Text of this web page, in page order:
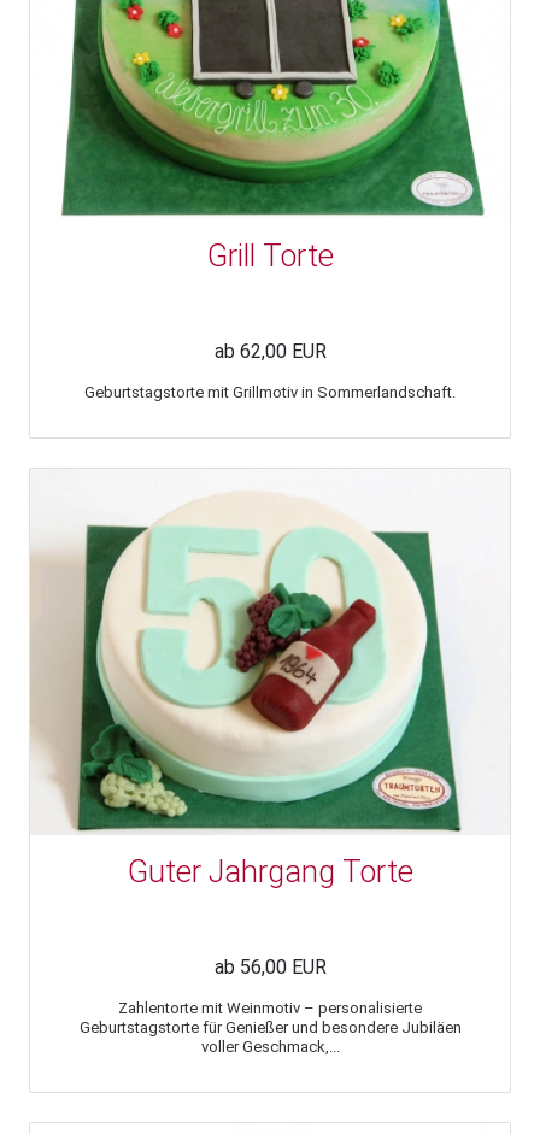
Grill Torte
ab 62,00 EUR
Geburtstagstorte mit Grillmotiv in Sommerlandschaft.
Guter Jahrgang Torte
ab 56,00 EUR
Zahlentorte mit Weinmotiv – personalisierte
Geburtstagstorte für Genießer und besondere Jubiläen
voller Geschmack,...